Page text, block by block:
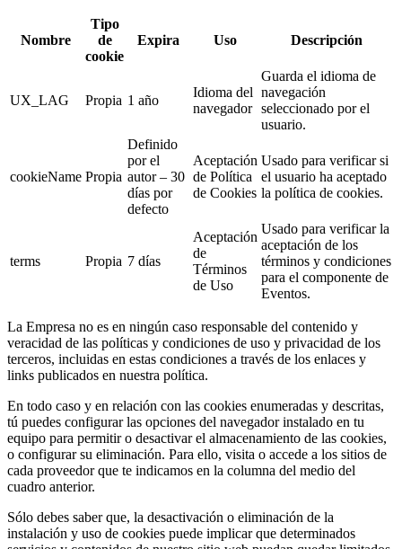
Nombre
Tipo
de
cookie
Expira Uso Descripción
UX_LAG Propia 1 año
Idioma del
navegador
Guarda el idioma de
navegación
seleccionado por el
usuario.
cookieName Propia
Definido
por el
autor – 30
días por
defecto
Aceptación
de Política
de Cookies
Usado para verificar si
el usuario ha aceptado
la política de cookies.
terms Propia 7 días
Aceptación
de
Términos
de Uso
Usado para verificar la
aceptación de los
términos y condiciones
para el componente de
Eventos.
La Empresa no es en ningún caso responsable del contenido y
veracidad de las políticas y condiciones de uso y privacidad de los
terceros, incluidas en estas condiciones a través de los enlaces y
links publicados en nuestra política.
En todo caso y en relación con las cookies enumeradas y descritas,
tú puedes configurar las opciones del navegador instalado en tu
equipo para permitir o desactivar el almacenamiento de las cookies,
o configurar su eliminación. Para ello, visita o accede a los sitios de
cada proveedor que te indicamos en la columna del medio del
cuadro anterior.
Sólo debes saber que, la desactivación o eliminación de la
instalación y uso de cookies puede implicar que determinados